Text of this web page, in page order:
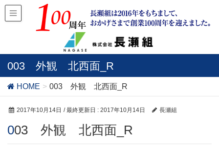
003 外観 北西面_R
HOME 003 外観 北西面_R
2017年10月14日 / 最終更新日 : 2017年10月14日 長瀬組
003 外観 北西面_R